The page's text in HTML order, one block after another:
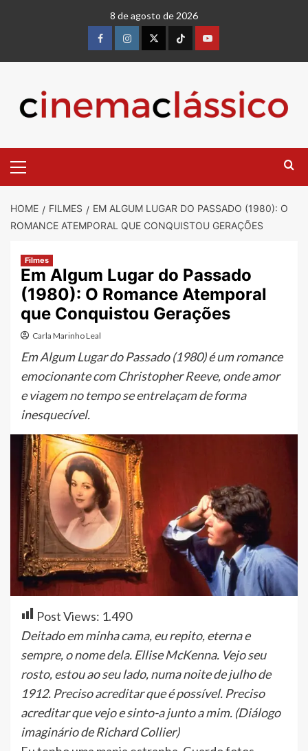
8 de agosto de 2026
FacebookinstagramtwitterTiktokyoutube
Menu
HOME FILMES
EM ALGUM LUGAR DO PASSADO (1980): O
ROMANCE ATEMPORAL QUE CONQUISTOU GERAÇÕES
Filmes
Em Algum Lugar do Passado
(1980): O Romance Atemporal
que Conquistou Gerações
Carla Marinho Leal
Em Algum Lugar do Passado (1980) é um romance
emocionante com Christopher Reeve, onde amor
e viagem no tempo se entrelaçam de forma
inesquecível.
Post Views: 1.490
Deitado em minha cama, eu repito, eterna e
sempre, o nome dela. Ellise McKenna. Vejo seu
rosto, estou ao seu lado, numa noite de julho de
1912. Preciso acreditar que é possível. Preciso
acreditar que vejo e sinto-a junto a mim. (Diálogo
imaginário de Richard Collier)